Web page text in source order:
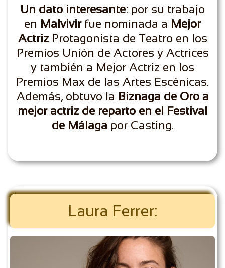
Un dato interesante: por su trabajo
en Malvivir fue nominada a Mejor
ActrizProtagonista de Teatro en los
Premios Unión de Actores y Actrices
y también a Mejor Actriz en los
Premios Max de las Artes Escénicas.
Además, obtuvo la Biznaga de Oro a
mejor actriz de reparto en el Festival
de Málaga por Casting.
Laura Ferrer: